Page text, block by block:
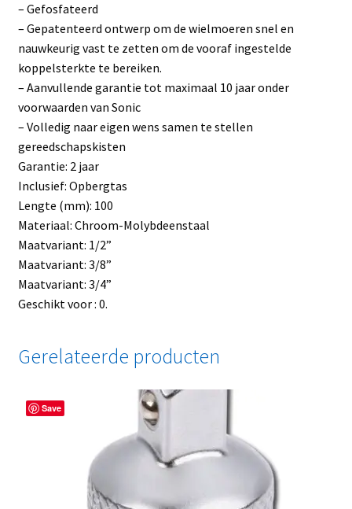
– Gefosfateerd
– Gepatenteerd ontwerp om de wielmoeren snel en
nauwkeurig vast te zetten om de vooraf ingestelde
koppelsterkte te bereiken.
– Aanvullende garantie tot maximaal 10 jaar onder
voorwaarden van Sonic
– Volledig naar eigen wens samen te stellen
gereedschapskisten
Garantie: 2 jaar
Inclusief: Opbergtas
Lengte (mm): 100
Materiaal: Chroom-Molybdeenstaal
Maatvariant: 1/2”
Maatvariant: 3/8”
Maatvariant: 3/4”
Geschikt voor : 0.
Gerelateerde producten
Save